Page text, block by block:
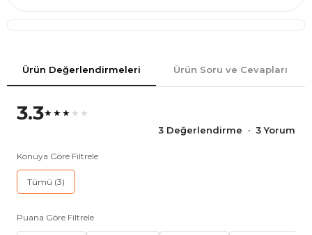
Ürün Değerlendirmeleri Ürün Soru ve Cevapları
3.3★★★ ★★
3 Değerlendirme · 3 Yorum
Konuya Göre Filtrele
Tümü (3)
Puana Göre Filtrele